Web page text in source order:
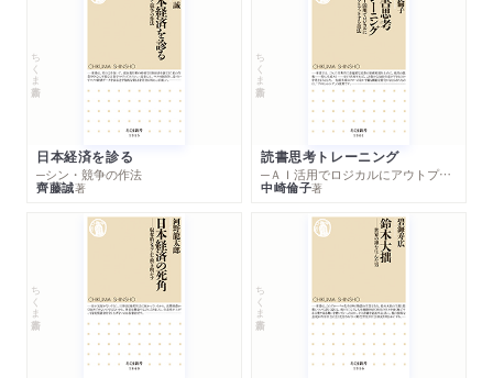
ちくま新書
日本経済を診る
─シン・競争の作法
齊藤誠著
ちくま新書
読書思考トレーニング
─ＡＩ活用でロジカルにアウトプットする技法
中崎倫子著
ちくま新書 ちくま新書